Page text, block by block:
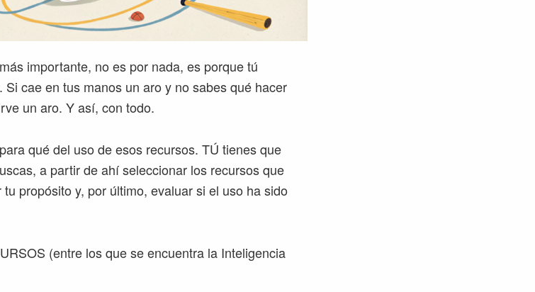
importante, no es por nada, es porque tú
cae en tus manos un aro y no sabes qué hacer
un aro. Y así, con todo.
qué del uso de esos recursos. TÚ tienes que
a partir de ahí seleccionar los recursos que
propósito y, por último, evaluar si el uso ha sido
(entre los que se encuentra la Inteligencia